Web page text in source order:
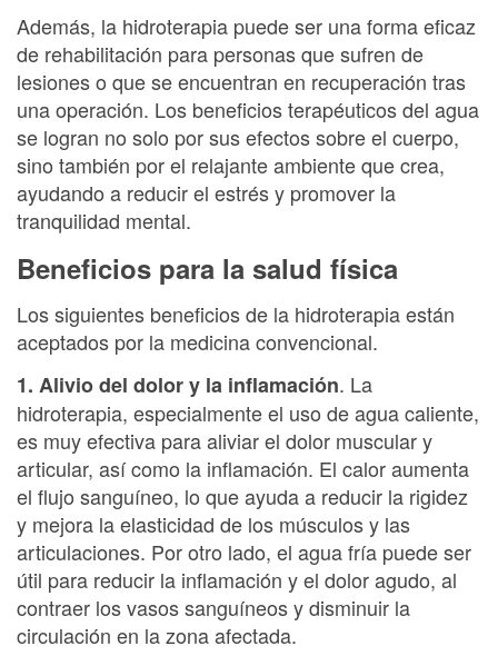
Además, la hidroterapia puede ser una forma eficaz
de rehabilitación para personas que sufren de
lesiones o que se encuentran en recuperación tras
una operación. Los beneficios terapéuticos del agua
se logran no solo por sus efectos sobre el cuerpo,
sino también por el relajante ambiente que crea,
ayudando a reducir el estrés y promover la
tranquilidad mental.
Beneficios para la salud física
Los siguientes beneficios de la hidroterapia están
aceptados por la medicina convencional.
1. Alivio del dolor y la inflamación. La
hidroterapia, especialmente el uso de agua caliente,
es muy efectiva para aliviar el dolor muscular y
articular, así como la inflamación. El calor aumenta
el flujo sanguíneo, lo que ayuda a reducir la rigidez
y mejora la elasticidad de los músculos y las
articulaciones. Por otro lado, el agua fría puede ser
útil para reducir la inflamación y el dolor agudo, al
contraer los vasos sanguíneos y disminuir la
circulación en la zona afectada.